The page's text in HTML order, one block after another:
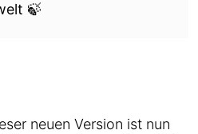
🍃
neuen Version ist nun